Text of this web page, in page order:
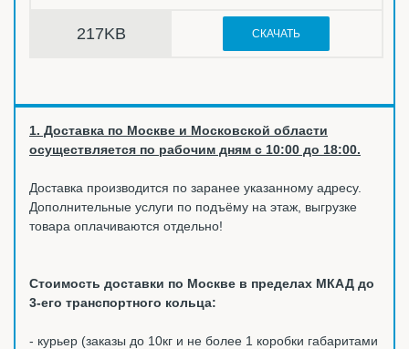
217KB СКАЧАТЬ
1. Доставка по Москве и Московской области
осуществляется по рабочим дням с 10:00 до 18:00.
Доставка производится по заранее указанному адресу.
Дополнительные услуги по подъёму на этаж, выгрузке
товара оплачиваются отдельно!
Стоимость доставки по Москве в пределах МКАД до
3-его транспортного кольца:
- курьер (заказы до 10кг и не более 1 коробки габаритами